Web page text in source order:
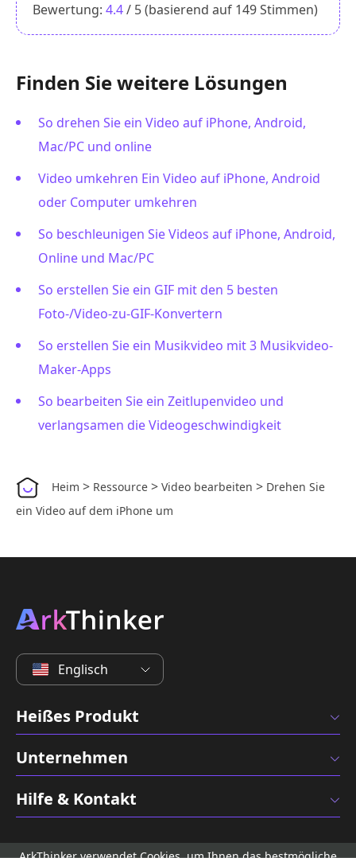
Bewertung: 4.4/ 5 (basierend auf 149Stimmen)
Finden Sie weitere Lösungen
So drehen Sie ein Video auf iPhone, Android,
Mac/PC und online
Video umkehren Ein Video auf iPhone, Android
oder Computer umkehren
So beschleunigen Sie Videos auf iPhone, Android,
Online und Mac/PC
So erstellen Sie ein GIF mit den 5 besten
Foto-/Video-zu-GIF-Konvertern
So erstellen Sie ein Musikvideo mit 3 Musikvideo-
Maker-Apps
So bearbeiten Sie ein Zeitlupenvideo und
verlangsamen die Videogeschwindigkeit
Heim > Ressource > Video bearbeiten > Drehen Sie
ein Video auf dem iPhone um
Englisch
Heißes Produkt
Unternehmen
Hilfe & Kontakt